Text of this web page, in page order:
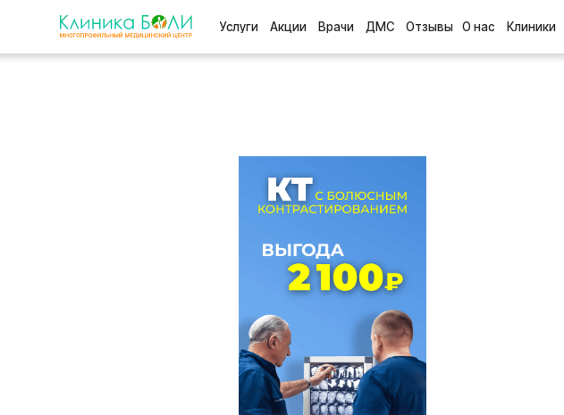
БАДы
Услуги Акции Врачи ДМС Отзывы О нас Клиники